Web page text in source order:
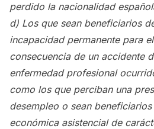
perdido la nacionalidad
d) Los que sean beneficiarios
incapacidad permanente para
consecuencia de un accidente
enfermedad profesional
como los que perciban una
desempleo o sean
económica asistencial de